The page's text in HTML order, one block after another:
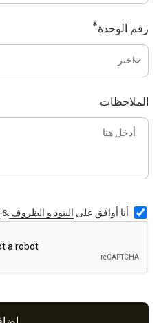
رقم الوحدة*
الملاحظات
أنا أوافق على البنود و الظروف &